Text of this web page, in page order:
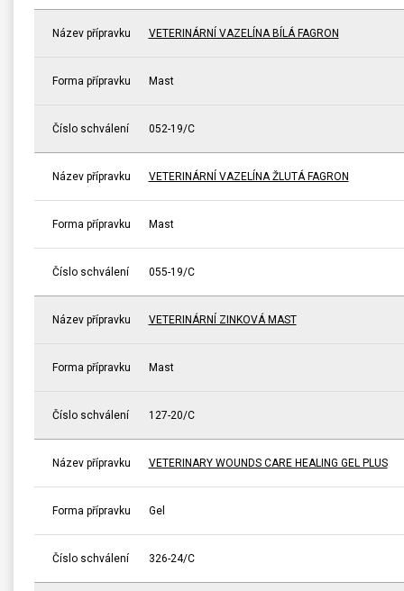
Název přípravku VETERINÁRNÍ VAZELÍNA BÍLÁ FAGRON
Forma přípravku Mast
Číslo schválení 052-19/C
Název přípravku VETERINÁRNÍ VAZELÍNA ŽLUTÁ FAGRON
Forma přípravku Mast
Číslo schválení 055-19/C
Název přípravku VETERINÁRNÍ ZINKOVÁ MAST
Forma přípravku Mast
Číslo schválení 127-20/C
Název přípravku VETERINARY WOUNDS CARE HEALING GEL PLUS
Forma přípravku Gel
Číslo schválení 326-24/C